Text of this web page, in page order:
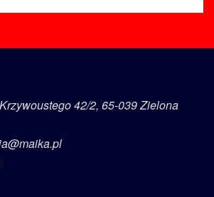
42/2, 65-039 Zielona